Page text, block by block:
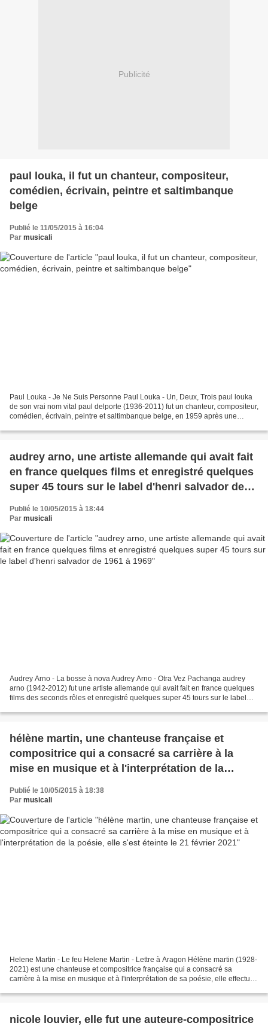
Publicité
paul louka, il fut un chanteur, compositeur,
comédien, écrivain, peintre et saltimbanque
belge
Publié le 11/05/2015 à 16:04
Par musicali
Paul Louka - Je Ne Suis Personne Paul Louka - Un, Deux, Trois paul louka
de son vrai nom vital paul delporte (1936-2011) fut un chanteur, compositeur,
comédien, écrivain, peintre et saltimbanque belge, en 1959 après une
audrey arno, une artiste allemande qui avait fait
en france quelques films et enregistré quelques
super 45 tours sur le label d'henri salvador de
1961 à 1969
Publié le 10/05/2015 à 18:44
Par musicali
Audrey Arno - La bosse à nova Audrey Arno - Otra Vez Pachanga audrey
arno (1942-2012) fut une artiste allemande qui avait fait en france quelques
films des seconds rôles et enregistré quelques super 45 tours sur le label
hélène martin, une chanteuse française et
compositrice qui a consacré sa carrière à la
mise en musique et à l'interprétation de la
Publié le 10/05/2015 à 18:38
Par musicali
Helene Martin - Le feu Helene Martin - Lettre à Aragon Hélène martin (1928-
2021) est une chanteuse et compositrice française qui a consacré sa
carrière à la mise en musique et à l'interprétation de sa poésie, elle effectue
nicole louvier, elle fut une auteure-compositrice